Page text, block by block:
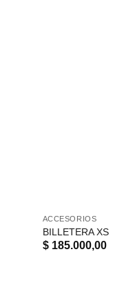
ACCESORIOS
BILLETERA XS
$185.000,00